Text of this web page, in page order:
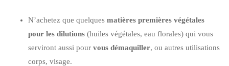
N’achetez que quelques matières premières végétales
pour les dilutions (huiles végétales, eau florales) qui vous
serviront aussi pour vous démaquiller, ou autres utilisations
corps, visage.